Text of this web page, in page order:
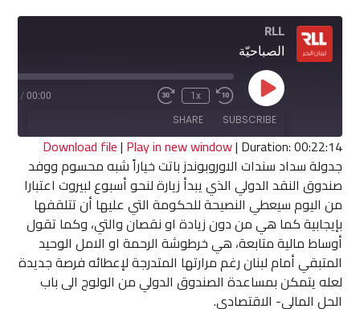
RLL
الصباحيّة
Play
Episode
Rewind
10
Seconds
1x
Fast
seconds
00:00
/
SUBSCRIBE
SHARE
RSS FEED
SHARE
LINK
EMBED
Download file| Play in new window| Duration: 00:22:14
جدولة سداد سندات الاوروبوندز باتت خياراً شبه محسوم ووفد
صندوق النقد الدولي الذي يبدأ زيارة لنحو أسبوع لبيروت اعتبارا
من اليوم سيعطي النصيحة للحكومة التي عليها أن تتلقفها
بإيجابية كما هي من دون زيادة او نقصان والتي، وكما تقول
أوساط مالية متابعة، هي خرطوشة الرحمة او الامل الوحيد
المتبقي أمام لبنان رغم مرارتها المتدرجة لإعطائه فرصة جديدة
لعله يتمكن بمساعدة الصندوق الدولي من الولوج الى باب
الحل المالي- الاقتصادي.